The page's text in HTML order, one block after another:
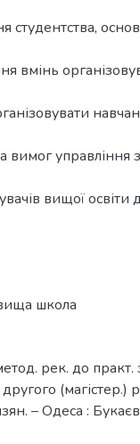
студентства,
вмінь
вимог управління
вищої освіти
школа
рек. до практ.
(магістер.)
– Одеса :